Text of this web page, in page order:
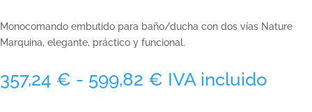
Monocomando embutido para baño/ducha con dos vías Nature
Marquina, elegante, práctico y funcional.
357,24 € - 599,82 € Rango
IVA incluido